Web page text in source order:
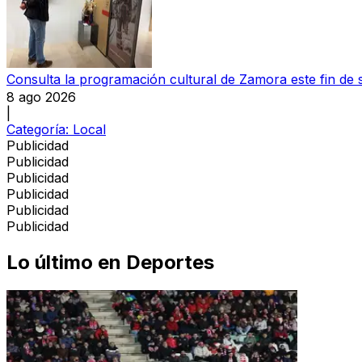
Consulta la programación cultural de Zamora este fin de
8 ago 2026
Categoría: Local
Publicidad
Publicidad
Publicidad
Publicidad
Publicidad
Publicidad
Lo último en Deportes